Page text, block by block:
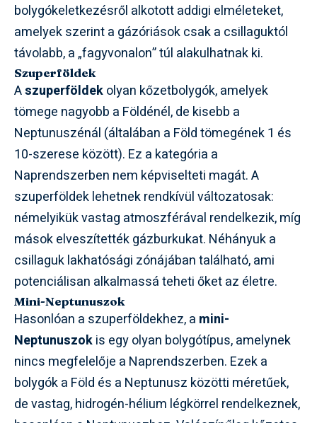
bolygókeletkezésről alkotott addigi elméleteket,
amelyek szerint a gázóriások csak a csillaguktól
távolabb, a „fagyvonalon” túl alakulhatnak ki.
Szuperföldek
Aszuperföldekolyan kőzetbolygók, amelyek
tömege nagyobb a Földénél, de kisebb a
Neptunuszénál (általában a Föld tömegének 1 és
10-szerese között). Ez a kategória a
Naprendszerben nem képviselteti magát. A
szuperföldek lehetnek rendkívül változatosak:
némelyikük vastag atmoszférával rendelkezik, míg
mások elveszítették gázburkukat. Néhányuk a
csillaguk lakhatósági zónájában található, ami
potenciálisan alkalmassá teheti őket az életre.
Mini-Neptunuszok
Hasonlóan a szuperföldekhez, a mini-
Neptunuszokis egy olyan bolygótípus, amelynek
nincs megfelelője a Naprendszerben. Ezek a
bolygók a Föld és a Neptunusz közötti méretűek,
de vastag, hidrogén-hélium légkörrel rendelkeznek,